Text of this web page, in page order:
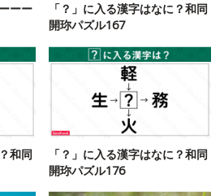
ーー
「？」に入る漢字はなに？和同
開珎パズル167
和同
「？」に入る漢字はなに？和同
開珎パズル176